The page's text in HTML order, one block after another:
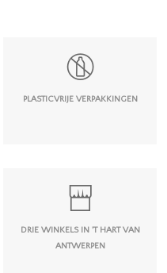
PLASTICVRIJE VERPAKKINGEN
DRIE WINKELS IN 'T HART VAN
ANTWERPEN